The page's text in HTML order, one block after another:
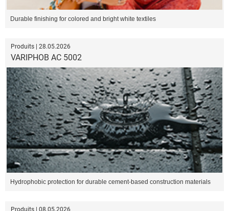
Durable finishing for colored and bright white textiles
Produits | 28.05.2026
VARIPHOB AC 5002
Hydrophobic protection for durable cement-based construction materials
Produits | 08.05.2026